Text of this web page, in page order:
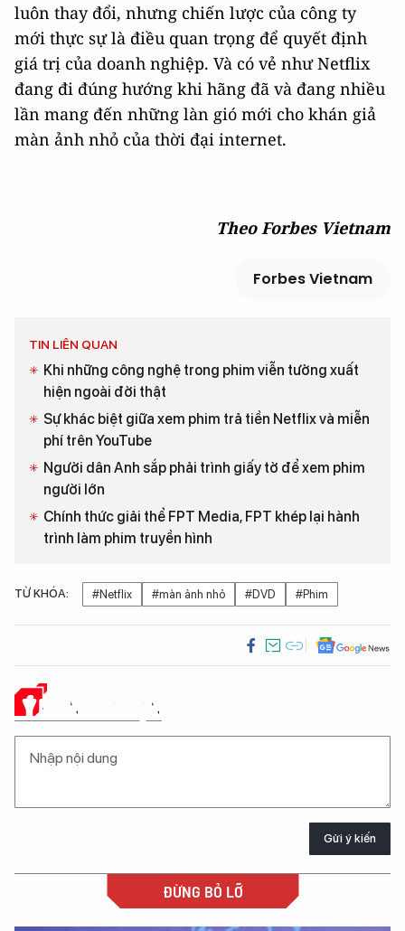
luôn thay đổi, nhưng chiến lược của công ty
mới thực sự là điều quan trọng để quyết định
giá trị của doanh nghiệp. Và có vẻ như Netflix
đang đi đúng hướng khi hãng đã và đang nhiều
lần mang đến những làn gió mới cho khán giả
màn ảnh nhỏ của thời đại internet.
Theo Forbes Vietnam
Forbes Vietnam
TIN LIÊN QUAN
Khi những công nghệ trong phim viễn tưởng xuất
hiện ngoài đời thật
Sự khác biệt giữa xem phim trả tiền Netflix và miễn
phí trên YouTube
Người dân Anh sắp phải trình giấy tờ để xem phim
người lớn
Chính thức giải thể FPT Media, FPT khép lại hành
trình làm phim truyền hình
TỪ KHÓA: #Netflix #màn ảnh nhỏ #DVD #Phim
Ý KIẾN CỦA BẠN
Gửi ý kiến
ĐỪNG BỎ LỠ